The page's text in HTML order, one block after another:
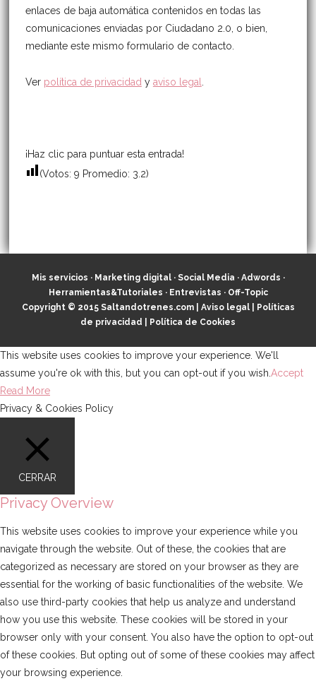
enlaces de baja automática contenidos en todas las
comunicaciones enviadas por Ciudadano 2.0, o bien,
mediante este mismo formulario de contacto.
Ver política de privacidady aviso legal.
¡Haz clic para puntuar esta entrada!
(Votos: 9 Promedio: 3.2)
Mis servicios · Marketing digital· Social Media · Adwords ·
Herramientas&Tutoriales · Entrevistas · Off-Topic
Copyright © 2015 Saltandotrenes.com| Aviso legal|
Políticas
de privacidad
Política de Cookies
This website uses cookies to improve your experience. We'll
assume you're ok with this, but you can opt-out if you wish.Accept
Read More
Privacy & Cookies Policy
CERRAR
Privacy Overview
This website uses cookies to improve your experience while you
navigate through the website. Out of these, the cookies that are
categorized as necessary are stored on your browser as they are
essential for the working of basic functionalities of the website. We
also use third-party cookies that help us analyze and understand
how you use this website. These cookies will be stored in your
browser only with your consent. You also have the option to opt-out
of these cookies. But opting out of some of these cookies may affect
your browsing experience.